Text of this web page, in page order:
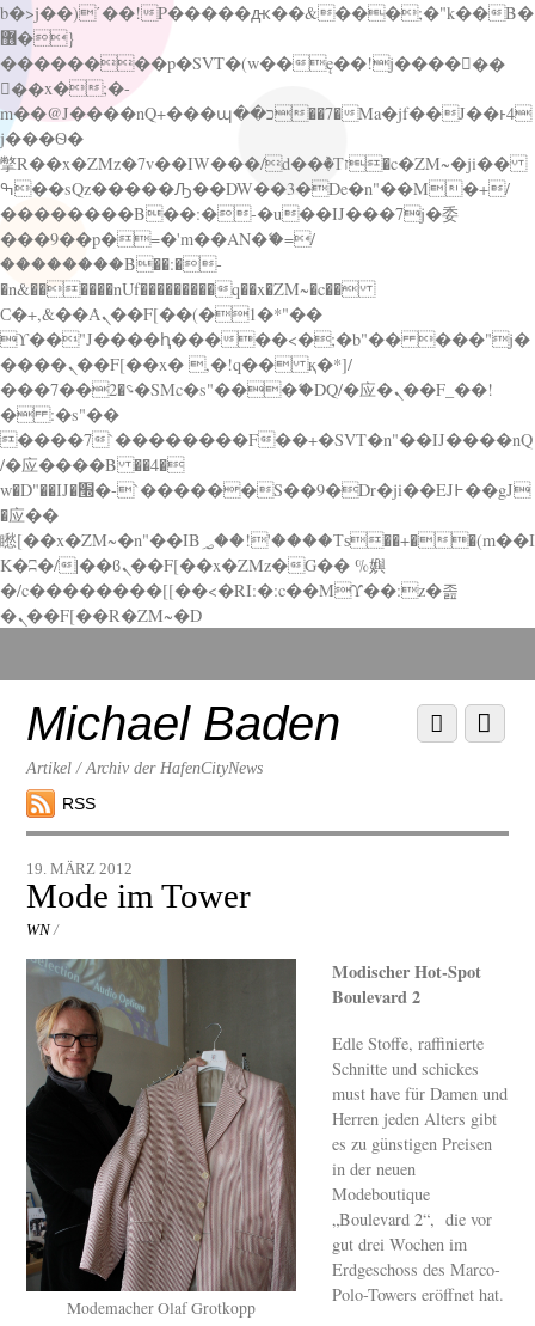
b�>j��)΄��!P�����ԫ��&���;�"k��B�
޶�}
��������p�SVT�(w��ę��!j������
��x�;�-
m��@J����nQ+���պ��כ��7�Ma�jf��J��ͱ4
j���Ѳ�
撆R��x�ZMz�7v��IW���/d��ٞ�Тז�c�ZM~�ji��
ߒ��sQz�����Ԡ��DW��3�De�n"��M�+/
��������B��:�-�u��IJ���7j�委
���9��p�=�'m��AN�ޭ�=/
��������B��:�-
�n&������nUf���������q��x�ZM~�c��
Ϲ�+,&��Ὰܢ��F[��(�1�*"��
ϒ��"J����ԧ�����<�;�b"�� ���"j�
����ܢ��F[��x� ,�!q�� қ�*]/
���؝�2��7�SMc�s"���ޭ�DQ/�应�ܢ��F_��!
� :�s"��
����7`��������F��+�SVT�n"��IJ����nQ
/�应����B ��4�
w�D"��IJ�׭�-`������S��9�Dr�ji��EJ߅��gJ
�应��
矁[��x�ZM~�n"��IB؃��!'����Тѕ��+��(m��I
K�ʭ�/|��ϐܢ��F[��x�ZMz�G�� %嬩
�/c��������[[��<�RI:�:c��MΎ��:z�졾
�ܢ��F[��R�ZM~�D
down
contentMichael Baden
Artikel / Archiv der HafenCityNews
RSS
Menu
Scroll
down
19. MÄRZ 2012
Mode im Tower
WN /
Modemacher Olaf Grotkopp
Modischer Hot-Spot
Boulevard 2
Edle Stoffe, raffinierte
Schnitte und schickes
must have für Damen und
Herren jeden Alters gibt
es zu günstigen Preisen
in der neuen
Modeboutique
„Boulevard 2“, die vor
gut drei Wochen im
Erdgeschoss des Marco-
Polo-Towers eröffnet hat.